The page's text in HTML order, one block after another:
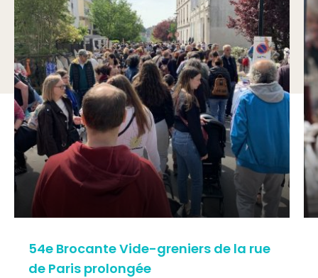
54e Brocante Vide-greniers de la rue
de Paris prolongée